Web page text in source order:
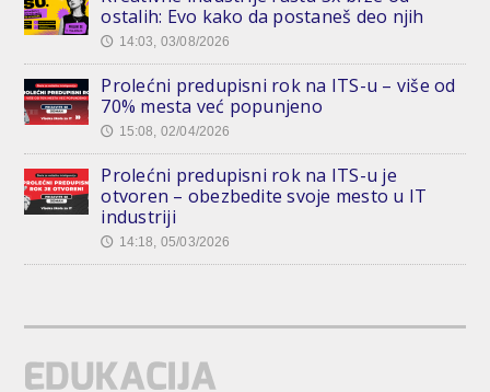
ostalih: Evo kako da postaneš deo njih
🕔 14:03, 03/08/2026
Prolećni predupisni rok na ITS-u – više od
70% mesta već popunjeno
🕔 15:08, 02/04/2026
Prolećni predupisni rok na ITS-u je
otvoren – obezbedite svoje mesto u IT
industriji
🕔 14:18, 05/03/2026